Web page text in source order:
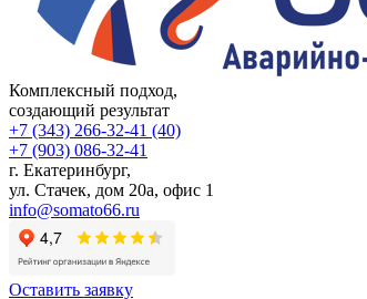
Комплексный подход,
создающий результат
+7 (343) 266-32-41 (40)
+7 (903) 086-32-41
г. Екатеринбург,
ул. Стачек, дом 20а, офис 1
info@somato66.ru
Оставить заявку